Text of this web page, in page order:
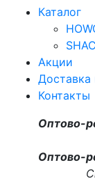
Каталог
Акции
Доставка
Контакты
Оптово-
Оптово-